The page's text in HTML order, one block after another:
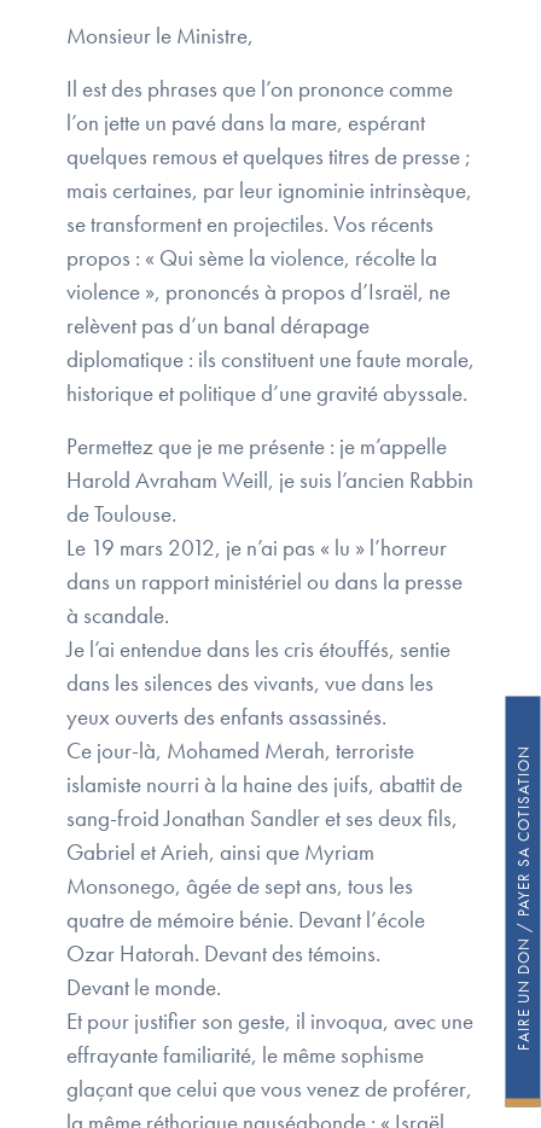
FAIRE UN DON / PAYER SA COTISATION
Monsieur le Ministre,
Il est des phrases que l’on prononce comme
l’on jette un pavé dans la mare, espérant
quelques remous et quelques titres de presse ;
mais certaines, par leur ignominie intrinsèque,
se transforment en projectiles. Vos récents
propos : « Qui sème la violence, récolte la
violence », prononcés à propos d’Israël, ne
relèvent pas d’un banal dérapage
diplomatique : ils constituent une faute morale,
historique et politique d’une gravité abyssale.
Permettez que je me présente : je m’appelle
Harold Avraham Weill, je suis l’ancien Rabbin
de Toulouse.
Le 19 mars 2012, je n’ai pas « lu » l’horreur
dans un rapport ministériel ou dans la presse
à scandale.
Je l’ai entendue dans les cris étouffés, sentie
dans les silences des vivants, vue dans les
yeux ouverts des enfants assassinés.
Ce jour-là, Mohamed Merah, terroriste
islamiste nourri à la haine des juifs, abattit de
sang-froid Jonathan Sandler et ses deux fils,
Gabriel et Arieh, ainsi que Myriam
Monsonego, âgée de sept ans, tous les
quatre de mémoire bénie. Devant l’école
Ozar Hatorah. Devant des témoins.
Devant le monde.
Et pour justifier son geste, il invoqua, avec une
effrayante familiarité, le même sophisme
glaçant que celui que vous venez de proférer,